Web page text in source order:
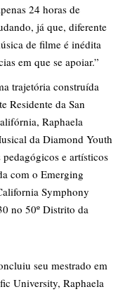
24 horas de
já que, diferente
de filme é inédita
em que se apoiar.”
trajetória construída
Residente da San
Raphaela
da Diamond Youth
e artísticos
com o Emerging
Symphony
no 50º Distrito da
seu mestrado em
University, Raphaela